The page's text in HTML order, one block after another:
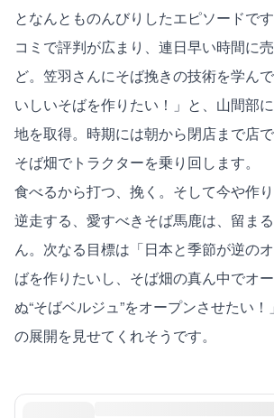
となんとものんびりしたエピソードで
コミで評判が広まり、連日早い時間に
ど。笠羽さんにそば挽きの技術を学ん
いしいそばを作りたい！」と、山間部
地を取得。時期には朝から閉店まで店
そば畑でトラクターを乗り回します。
食べるから打つ、挽く。そして今や作
逆走する、愛すべきそば馬鹿は、留ま
ん。次なる目標は「日本と季節が逆の
ばを作りたいし、そば畑の真ん中でオ
ぬ“そばベルジュ”をオープンさせたい
の展開を見せてくれそうです。